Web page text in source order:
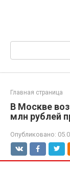
Поиск:
Главная страница
В Москве
млн рублей
Опубликовано: